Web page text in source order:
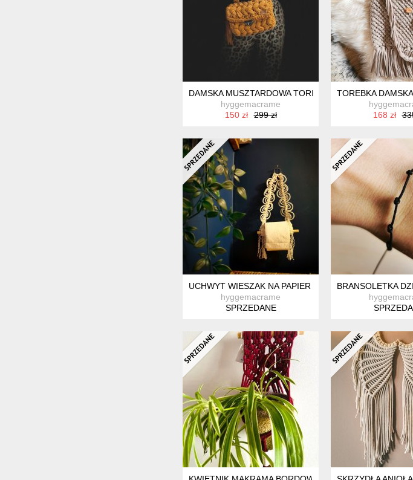
DAMSKA MUSZTARDOWA TOREBKA NA RAMIĘ NOGI
hyggemacrame
150 zł
299 zł
TOREBKA
168 zł
UCHWYT WIESZAK NA PAPIER TOALETOWY ZE
hyggemacrame
SPRZEDANE
BRANSOLETKA